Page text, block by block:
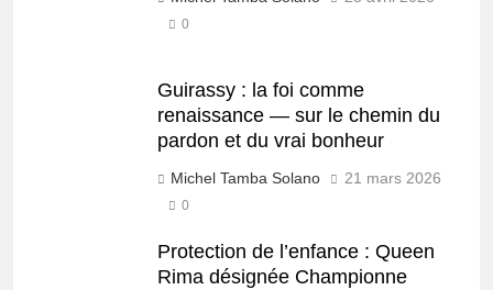
0
Guirassy : la foi comme
renaissance — sur le chemin du
pardon et du vrai bonheur
Michel Tamba Solano 21 mars 2026
0
Protection de l’enfance : Queen
Rima désignée Championne